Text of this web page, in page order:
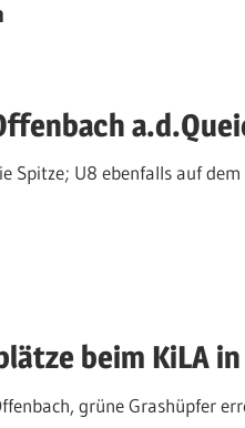
Spitze; U8 ebenfalls auf dem
beim KiLA
grüne Grashüpfer